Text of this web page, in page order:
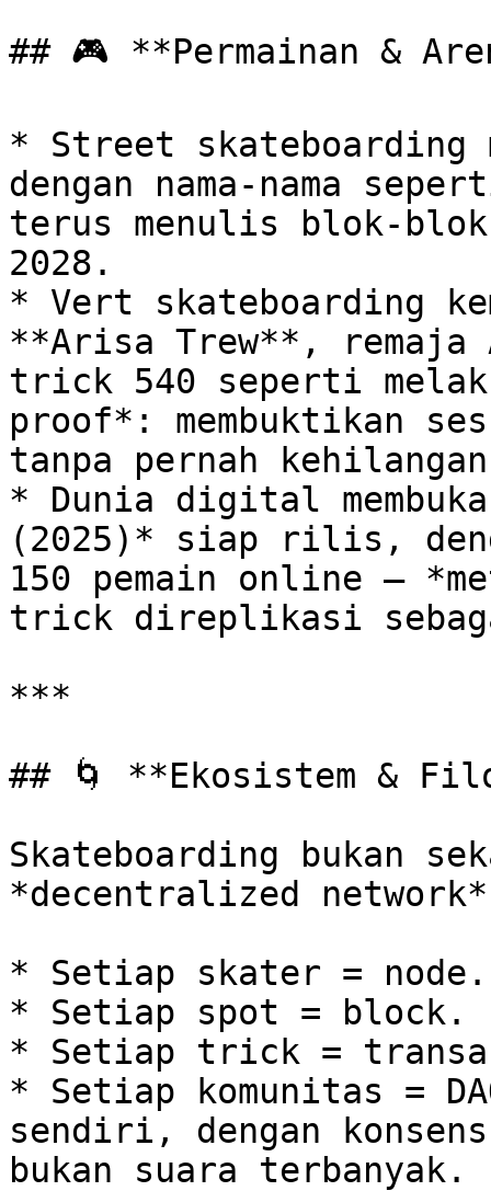
## 🎮 **Permainan &
* Street skateboarding
dengan nama-nama
terus menulis blok-blok
2028.
* Vert skateboarding
**Arisa Trew**, remaja
trick 540 seperti
proof*: membuktikan
tanpa pernah
* Dunia digital
(2025)* siap rilis,
150 pemain online —
trick direplikasi
***
## 🌀 **Ekosistem &
Skateboarding bukan
*decentralized
* Setiap skater = node.
* Setiap spot = block.
* Setiap trick =
* Setiap komunitas =
sendiri, dengan
bukan suara terbanyak.